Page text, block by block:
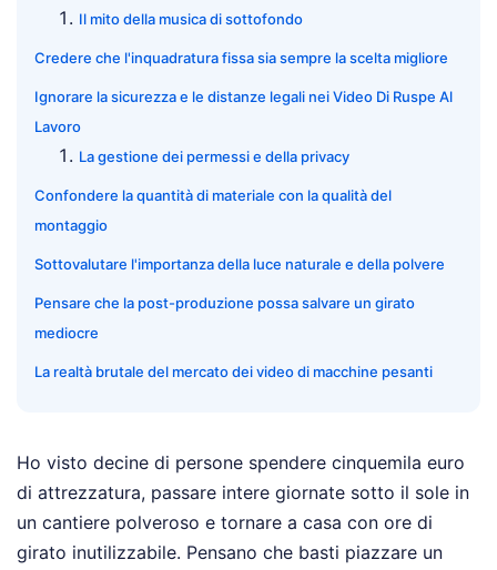
Il mito della musica di sottofondo
Credere che l'inquadratura fissa sia sempre la scelta migliore
Ignorare la sicurezza e le distanze legali nei Video Di Ruspe Al
Lavoro
La gestione dei permessi e della privacy
Confondere la quantità di materiale con la qualità del
montaggio
Sottovalutare l'importanza della luce naturale e della polvere
Pensare che la post-produzione possa salvare un girato
mediocre
La realtà brutale del mercato dei video di macchine pesanti
Ho visto decine di persone spendere cinquemila euro
di attrezzatura, passare intere giornate sotto il sole in
un cantiere polveroso e tornare a casa con ore di
girato inutilizzabile. Pensano che basti piazzare un